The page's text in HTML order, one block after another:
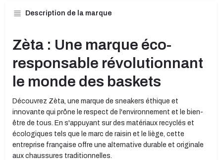
Description de la marque
Zèta : Une marque éco-
responsable révolutionnant
le monde des baskets
Découvrez Zèta, une marque de sneakers éthique et
innovante qui prône le respect de l'environnement et le bien-
être de tous. En s'appuyant sur des matériaux recyclés et
écologiques tels que le marc de raisin et le liège, cette
entreprise française offre une alternative durable et originale
aux chaussures traditionnelles.